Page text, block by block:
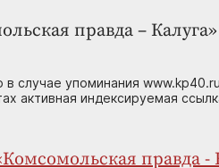
правда – Калуга»
случае упоминания
активная индексируемая
правда -